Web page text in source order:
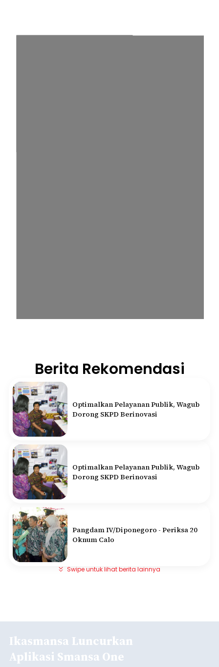
Berita Rekomendasi
Optimalkan Pelayanan Publik, Wagub
Dorong SKPD Berinovasi
Optimalkan Pelayanan Publik, Wagub
Dorong SKPD Berinovasi
Pangdam IV/Diponegoro - Periksa 20
Oknum Calo
Swipe untuk lihat berita lainnya
Ikasmansa Luncurkan
Aplikasi Smansa One